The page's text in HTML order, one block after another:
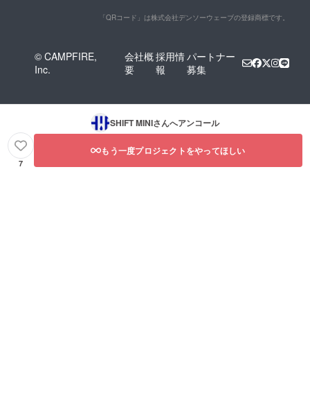
「QRコード」は株式会社デンソーウェーブの登録商標です。
© CAMPFIRE,
Inc.
会社概
要
採用情
報
パートナー
募集
SHIFT MINIさんへアンコール
7
もう一度プロジェクトをやってほしい